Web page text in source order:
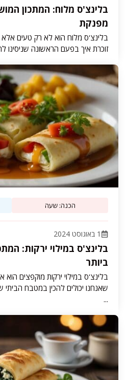
בלינצ'ס מלוח: המתכון
מפנקת
בלינצ'ס מלוח הוא לא רק טעים
זוכרת איך בפעם הראשונה שניסינו
הכנה: שעה
1 באוגוסט 2024
בלינצ'ס במילוי ירקות:
ביותר
בלינצ'ס במילוי ירקות מוקפצים
שאנחנו יכולים להכין במטבח הביתי
...